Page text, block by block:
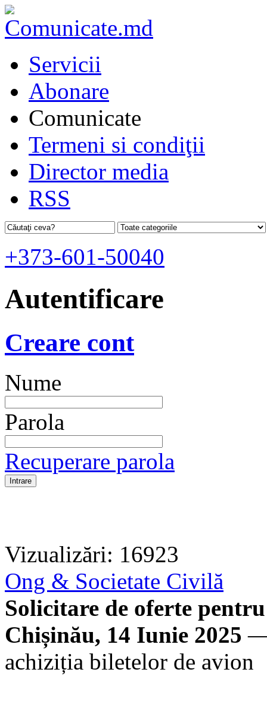
Servicii
Abonare
Comunicate
Termeni si condiţii
Director media
RSS
+373-601-50040
Autentificare
Creare cont
Nume
Parola
Recuperare parola
Vizualizări: 16923
Ong & Societate Civilă
Solicitare de oferte
Chișinău, 14 Iunie 2025 —
achiziția biletelor de avion